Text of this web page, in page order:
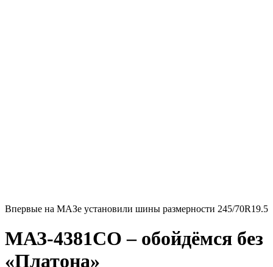
Впервые на МАЗе установили шины размерности 245/70R19.5
МАЗ-4381СO – обойдёмся без
«Платона»